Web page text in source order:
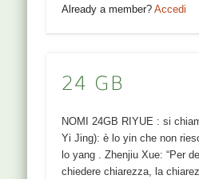
Already a member?Accedi
24 GB
NOMI 24GB RIYUE : si
Yi Jing): è lo yin che non
lo yang . Zhenjiu Xue: “Per
chiedere chiarezza, la